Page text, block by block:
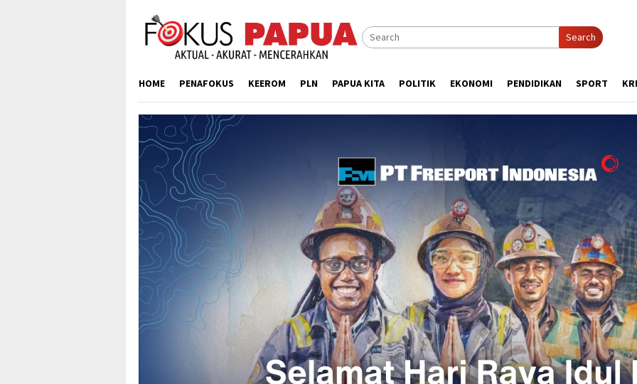
content
Search
HOME PENAFOKUS KEEROM PLN PAPUA KITA POLITIK EKONOMI PENDIDIKAN SPORT